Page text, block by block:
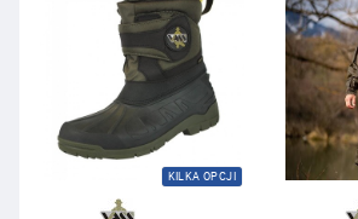
KILKA OPCJI